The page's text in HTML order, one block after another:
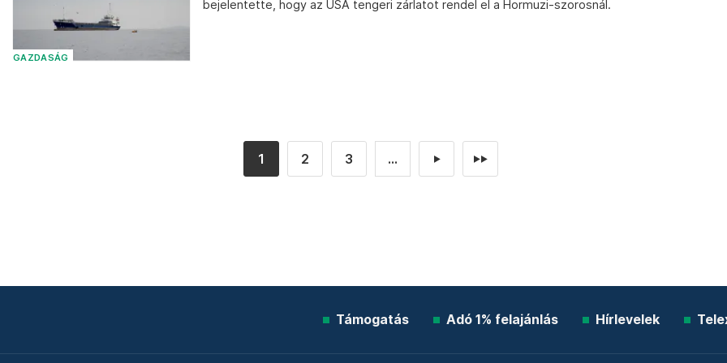
GAZDASÁG
bejelentette, hogy az USA tengeri zárlatot rendel el a Hormuzi-szorosnál.
1 2 3 ... ► ►►
Támogatás Adó 1% felajánlás Hírlevelek